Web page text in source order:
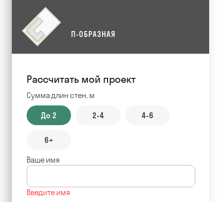
П-ОБРАЗНАЯ
Рассчитать мой проект
Сумма длин стен, м
До 2 2-4 4-6
6+
Ваше имя
Введите имя